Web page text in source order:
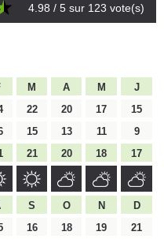
4.98 / 5 sur 123 vote(s)
M A M
J
22 20 17
15
15 13 11
9
21 20 18 17
S O N
D
16 18 19
21